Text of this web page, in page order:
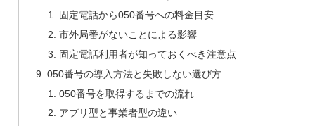
固定電話から050番号への料金目安
市外局番がないことによる影響
固定電話利用者が知っておくべき注意点
050番号の導入方法と失敗しない選び方
050番号を取得するまでの流れ
アプリ型と事業者型の違い